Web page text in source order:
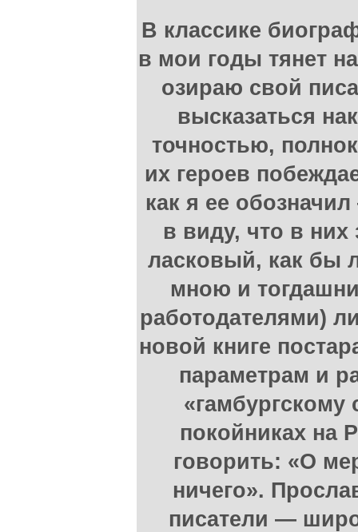
В классике
в мои годы тянет
озираю свой
высказаться
точностью,
их героев
как я ее
в виду, что в них
ласковый, как бы
мною и
работодателями)
новой книге
параметрам и
покойниках на
говорить: «О
ничего».
писатели —